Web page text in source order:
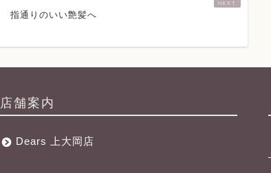
指通りのいい艶髪へ
店舗案内
Dears 上大岡店